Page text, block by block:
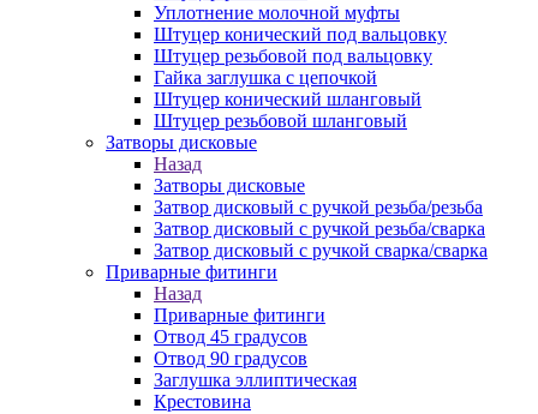
Уплотнение молочной муфты
Штуцер конический под вальцовку
Штуцер резьбовой под вальцовку
Гайка заглушка с цепочкой
Штуцер конический шланговый
Штуцер резьбовой шланговый
Затворы дисковые
Назад
Затворы дисковые
Затвор дисковый с ручкой резьба/резьба
Затвор дисковый с ручкой резьба/сварка
Затвор дисковый с ручкой сварка/сварка
Приварные фитинги
Назад
Приварные фитинги
Отвод 45 градусов
Отвод 90 градусов
Заглушка эллиптическая
Крестовина